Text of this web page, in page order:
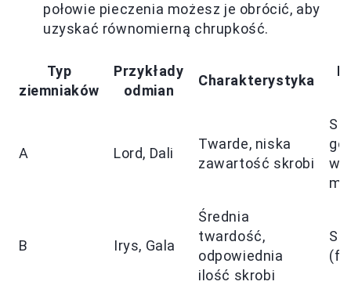
połowie pieczenia możesz je obrócić, aby
uzyskać równomierną chrupkość.
Typ
ziemniaków
Przykłady
odmian
Charakterystyka
A Lord, Dali
Twarde, niska
zawartość skrobi
w
B Irys, Gala
Średnia
twardość,
odpowiednia
ilość skrobi